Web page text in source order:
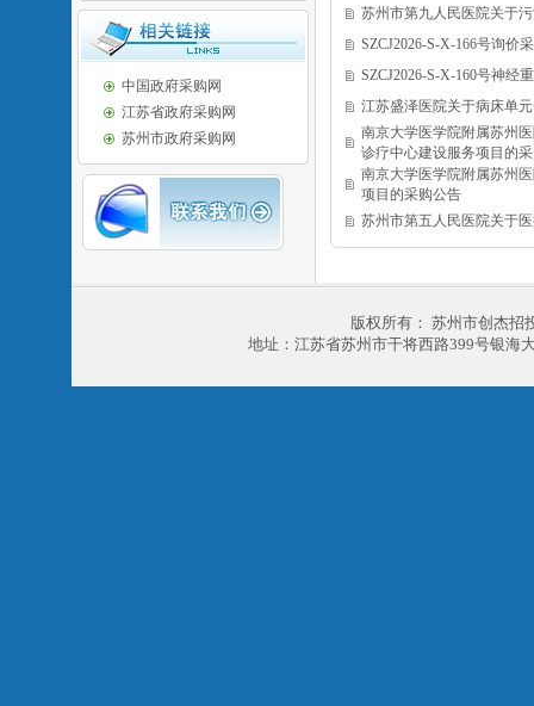
中国政府采购网
江苏省政府采购网
苏州市政府采购网
苏州市第九人民医院关于
SZCJ2026-S-X-166号询价
SZCJ2026-S-X-160号神经
江苏盛泽医院关于病床单
南京大学医学院附属苏州
诊疗中心建设服务项目的
南京大学医学院附属苏州
项目的采购公告
苏州市第五人民医院关于
版权所有： 苏州市创杰
地址：江苏省苏州市干将西路399号银海